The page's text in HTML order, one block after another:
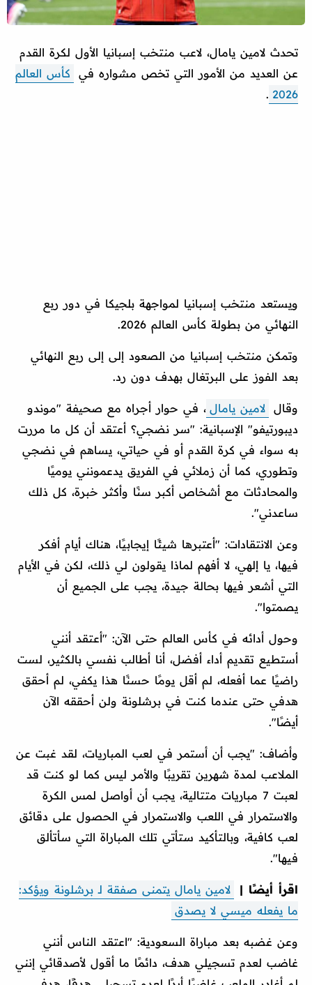
تحدث لامين يامال، لاعب منتخب إسبانيا الأول لكرة القدم
عن العديد من الأمور التي تخص مشواره في
كأس العالم
2026
.
ويستعد منتخب إسبانيا لمواجهة بلجيكا في دور ربع
النهائي من بطولة كأس العالم 2026.
وتمكن منتخب إسبانيا من الصعود إلى إلى ربع النهائي
بعد الفوز على البرتغال بهدف دون رد.
وقال لامين يامال ، في حوار أجراه مع صحيفة "موندو
ديبورتيفو" الإسبانية: "سر نضجي؟ أعتقد أن كل ما مررت
به سواء في كرة القدم أو في حياتي، يساهم في نضجي
وتطوري، كما أن زملائي في الفريق يدعمونني يوميًا
والمحادثات مع أشخاص أكبر سنًا وأكثر خبرة، كل ذلك
ساعدني".
وعن الانتقادات: "أعتبرها شيئًا إيجابيًا، هناك أيام أفكر
فيها، يا إلهي، لا أفهم لماذا يقولون لي ذلك، لكن في الأيام
التي أشعر فيها بحالة جيدة، يجب على الجميع أن
يصمتوا".
وحول أدائه في كأس العالم حتى الآن: "أعتقد أنني
أستطيع تقديم أداء أفضل، أنا أطالب نفسي بالكثير، لست
راضيًا عما أفعله، لم أقل يومًا حسنًا هذا يكفي، لم أحقق
هدفي حتى عندما كنت في برشلونة ولن أحققه الآن
أيضًا".
وأضاف: "يجب أن أستمر في لعب المباريات، لقد غبت عن
الملاعب لمدة شهرين تقريبًا والأمر ليس كما لو كنت قد
لعبت 7 مباريات متتالية، يجب أن أواصل لمس الكرة
والاستمرار في اللعب والاستمرار في الحصول على دقائق
لعب كافية، وبالتأكيد ستأتي تلك المباراة التي سأتألق
فيها".
اقرأ أيضًا |
لامين يامال يتمنى صفقة لـ برشلونة ويؤكد:
ما يفعله ميسي لا يصدق
وعن غضبه بعد مباراة السعودية: "اعتقد الناس أنني
غاضب لعدم تسجيلي هدف، دائمًا ما أقول لأصدقائي إنني